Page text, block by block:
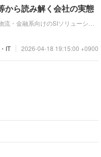
から読み解く会社の実態
・金融系向けのSIソリューショ
IT 2026-04-18 19:15:00 +0900